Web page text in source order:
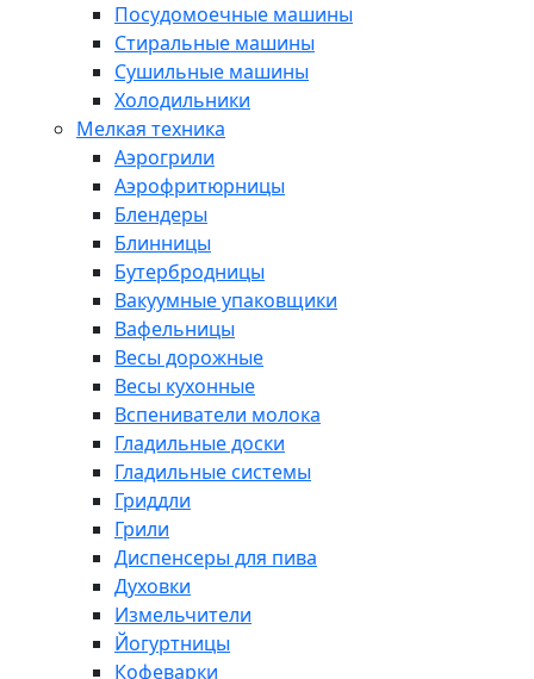
Посудомоечные машины
Стиральные машины
Сушильные машины
Холодильники
Мелкая техника
Аэрогрили
Аэрофритюрницы
Блендеры
Блинницы
Бутербродницы
Вакуумные упаковщики
Вафельницы
Весы дорожные
Весы кухонные
Вспениватели молока
Гладильные доски
Гладильные системы
Гриддли
Грили
Диспенсеры для пива
Духовки
Измельчители
Йогуртницы
Кофеварки